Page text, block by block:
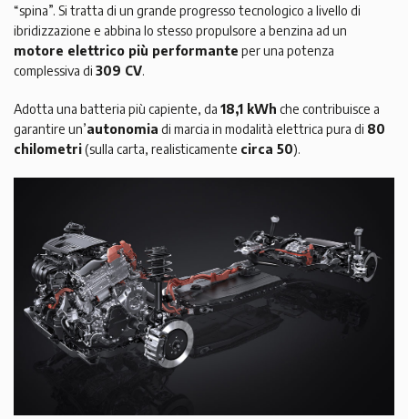
“spina”. Si tratta di un grande progresso tecnologico a livello di
ibridizzazione e abbina lo stesso propulsore a benzina ad un
motore elettrico più performante per una potenza
complessiva di 309 CV.
Adotta una batteria più capiente, da 18,1 kWh che contribuisce a
garantire un’autonomia di marcia in modalità elettrica pura di 80
chilometri(sulla carta, realisticamente circa 50).